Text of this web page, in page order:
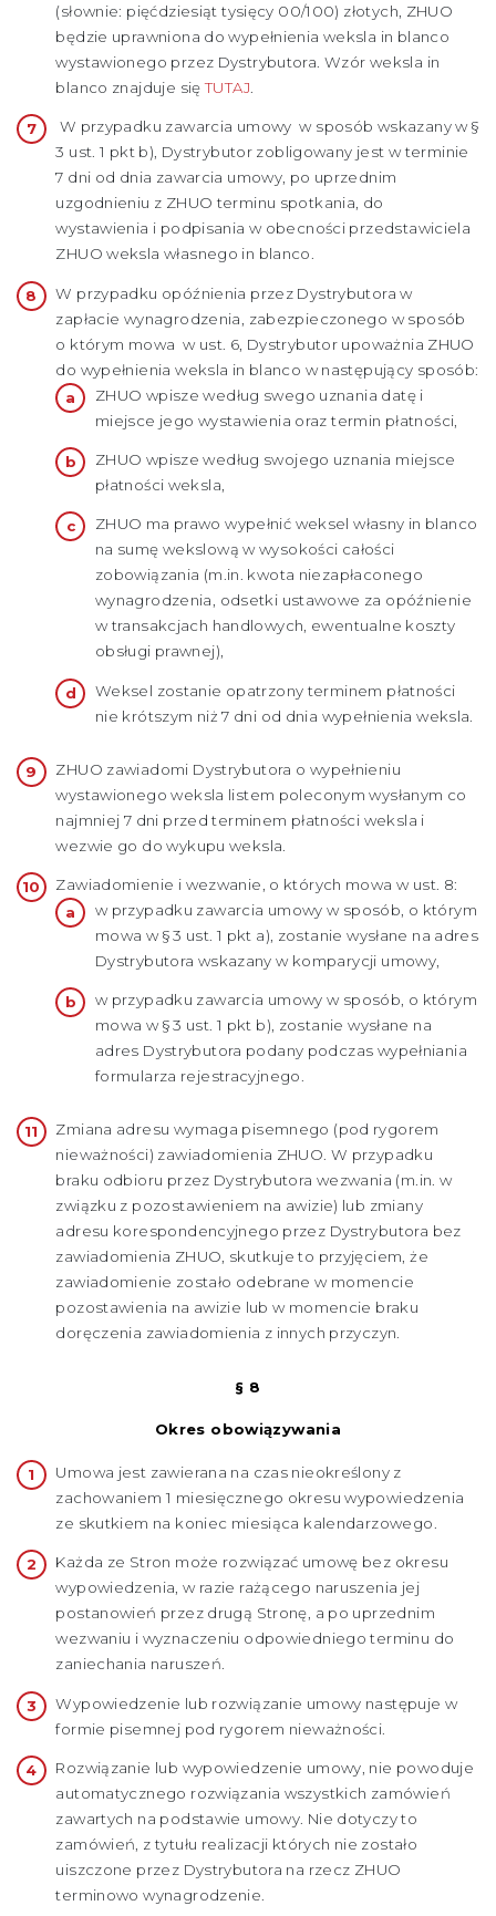
(słownie: pięćdziesiąt tysięcy 00/100) złotych, ZHUO
będzie uprawniona do wypełnienia weksla in blanco
wystawionego przez Dystrybutora. Wzór weksla in
blanco znajduje sięTUTAJ
W przypadku zawarcia umowy w sposób wskazany w §
3 ust. 1 pkt b), Dystrybutor zobligowany jest w terminie
7 dni od dnia zawarcia umowy, po uprzednim
uzgodnieniu z ZHUO terminu spotkania, do
wystawienia i podpisania w obecności przedstawiciela
ZHUO weksla własnego in blanco.
W przypadku opóźnienia przez Dystrybutora w
zapłacie wynagrodzenia, zabezpieczonego w sposób
o którym mowa w ust. 6, Dystrybutor upoważnia ZHUO
do wypełnienia weksla in blanco w następujący sposób:
ZHUO wpisze według swego uznania datę i
miejsce jego wystawienia oraz termin płatności,
ZHUO wpisze według swojego uznania miejsce
płatności weksla,
ZHUO ma prawo wypełnić weksel własny in blanco
na sumę wekslową w wysokości całości
zobowiązania (m.in. kwota niezapłaconego
wynagrodzenia, odsetki ustawowe za opóźnienie
w transakcjach handlowych, ewentualne koszty
obsługi prawnej),
Weksel zostanie opatrzony terminem płatności
nie krótszym niż 7 dni od dnia wypełnienia weksla.
ZHUO zawiadomi Dystrybutora o wypełnieniu
wystawionego weksla listem poleconym wysłanym co
najmniej 7 dni przed terminem płatności weksla i
wezwie go do wykupu weksla.
Zawiadomienie i wezwanie, o których mowa w ust. 8:
w przypadku zawarcia umowy w sposób, o którym
mowa w § 3 ust. 1 pkt a), zostanie wysłane na adres
Dystrybutora wskazany w komparycji umowy,
w przypadku zawarcia umowy w sposób, o którym
mowa w § 3 ust. 1 pkt b), zostanie wysłane na
adres Dystrybutora podany podczas wypełniania
formularza rejestracyjnego.
Zmiana adresu wymaga pisemnego (pod rygorem
nieważności) zawiadomienia ZHUO. W przypadku
braku odbioru przez Dystrybutora wezwania (m.in. w
związku z pozostawieniem na awizie) lub zmiany
adresu korespondencyjnego przez Dystrybutora bez
zawiadomienia ZHUO, skutkuje to przyjęciem, że
zawiadomienie zostało odebrane w momencie
pozostawienia na awizie lub w momencie braku
doręczenia zawiadomienia z innych przyczyn.
§ 8
Okres obowiązywania
Umowa jest zawierana na czas nieokreślony z
zachowaniem 1 miesięcznego okresu wypowiedzenia
ze skutkiem na koniec miesiąca kalendarzowego.
Każda ze Stron może rozwiązać umowę bez okresu
wypowiedzenia, w razie rażącego naruszenia jej
postanowień przez drugą Stronę, a po uprzednim
wezwaniu i wyznaczeniu odpowiedniego terminu do
zaniechania naruszeń.
Wypowiedzenie lub rozwiązanie umowy następuje w
formie pisemnej pod rygorem nieważności.
Rozwiązanie lub wypowiedzenie umowy, nie powoduje
automatycznego rozwiązania wszystkich zamówień
zawartych na podstawie umowy. Nie dotyczy to
zamówień, z tytułu realizacji których nie zostało
uiszczone przez Dystrybutora na rzecz ZHUO
terminowo wynagrodzenie.